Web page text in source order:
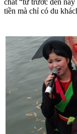
tiền mà chỉ có du